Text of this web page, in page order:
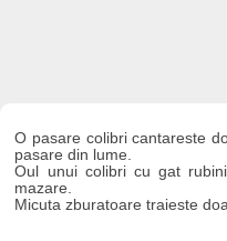
O pasare colibri cantareste
pasare din lume.
Oul unui colibri cu gat
mazare.
Micuta zburatoare traieste